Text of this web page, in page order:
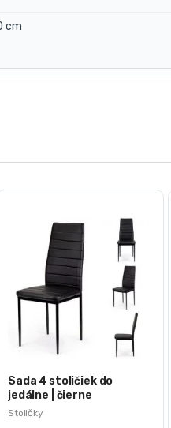
cm
Stoličky
Sada 4 stoličiek do
jedálne | čierne